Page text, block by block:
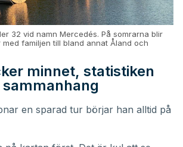
32 vid namn Mercedés. På somrarna blir
familjen till bland annat Åland och
minnet, statistiken
en sparad tur börjar han alltid på